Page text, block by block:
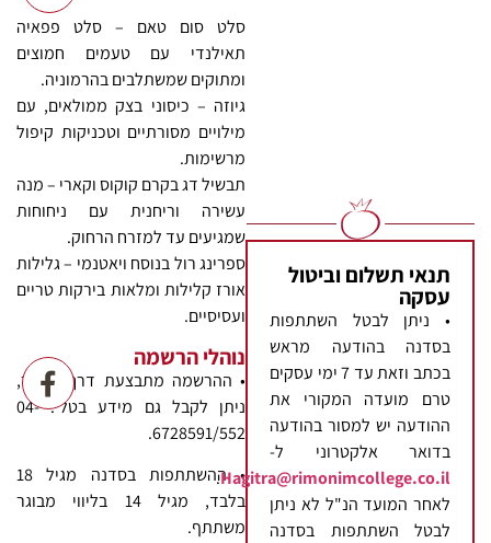
סלט סום טאם – סלט פפאיה
תאילנדי עם טעמים חמוצים
ומתוקים שמשתלבים בהרמוניה.
גיוזה – כיסוני בצק ממולאים, עם
מילויים מסורתיים וטכניקות קיפול
מרשימות.
תבשיל דג בקרם קוקוס וקארי – מנה
עשירה וריחנית עם ניחוחות
שמגיעים עד למזרח הרחוק.
ספרינג רול בנוסח ויאטנמי – גלילות
אורז קלילות ומלאות בירקות טריים
ועסיסיים.
נוהלי הרשמה
• ההרשמה מתבצעת דרך האתר,
ניתן לקבל גם מידע בטל': 04-
6728591/552.
• ההשתתפות בסדנה מגיל 18
בלבד, מגיל 14 בליווי מבוגר
משתתף.
תנאי תשלום וביטול
עסקה
• ניתן לבטל השתתפות
בסדנה בהודעה מראש
בכתב וזאת עד 7 ימי עסקים
טרם מועדה המקורי את
ההודעה יש למסור בהודעה
בדואר אלקטרוני ל-
Hagitra@rimonimcollege.co.il
.
לאחר המועד הנ"ל לא ניתן
לבטל השתתפות בסדנה